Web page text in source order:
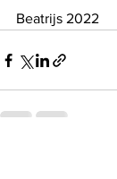
Beatrijs 2022